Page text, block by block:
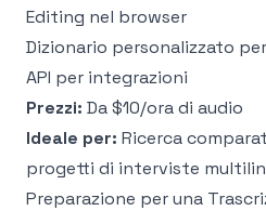
Editing nel browser
Dizionario personalizzato
API per integrazioni
Prezzi: Da $10/ora di audio
Ideale per: Ricerca
progetti di interviste
Preparazione per una